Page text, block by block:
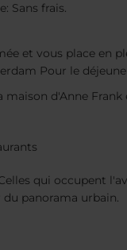
Sans frais.
et vous place en
Pour le
d'Anne
qui occupent
panorama urbain.